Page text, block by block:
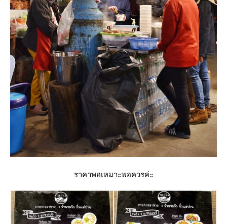
ราคาพอเหมาะพอควรค่ะ